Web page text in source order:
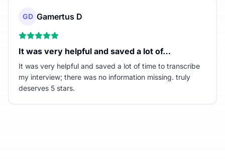
GD Gamertus D
It was very helpful and saved a lot of…
It was very helpful and saved a lot of time to transcribe
my interview; there was no information missing. truly
deserves 5 stars.